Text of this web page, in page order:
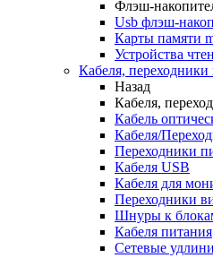
Флэш-
Usb флэш-
Карты памяти
Устройства
Кабеля, переходники
Назад
Кабеля,
Кабель
Кабеля/
Переходники
Кабеля USB
Кабеля для
Переходники
Шнуры к
Кабеля питания
Сетевые